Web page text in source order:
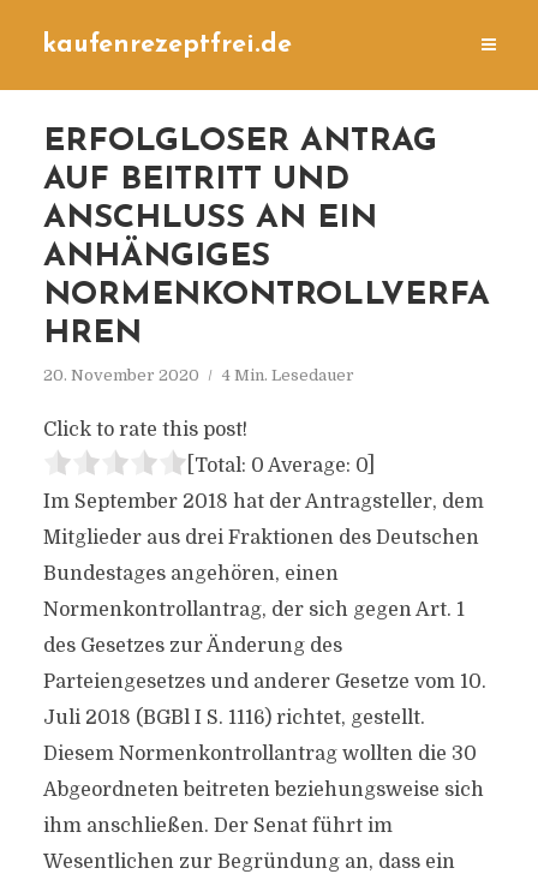
kaufenrezeptfrei.de
ERFOLGLOSER ANTRAG
AUF BEITRITT UND
ANSCHLUSS AN EIN
ANHÄNGIGES
NORMENKONTROLLVERFA
HREN
20. November 2020 4 Min. Lesedauer
Click to rate this post!
[Total: 0 Average: 0]
Im September 2018 hat der Antragsteller, dem
Mitglieder aus drei Fraktionen des Deutschen
Bundestages angehören, einen
Normenkontrollantrag, der sich gegen Art. 1
des Gesetzes zur Änderung des
Parteiengesetzes und anderer Gesetze vom 10.
Juli 2018 (BGBl I S. 1116) richtet, gestellt.
Diesem Normenkontrollantrag wollten die 30
Abgeordneten beitreten beziehungsweise sich
ihm anschließen. Der Senat führt im
Wesentlichen zur Begründung an, dass ein